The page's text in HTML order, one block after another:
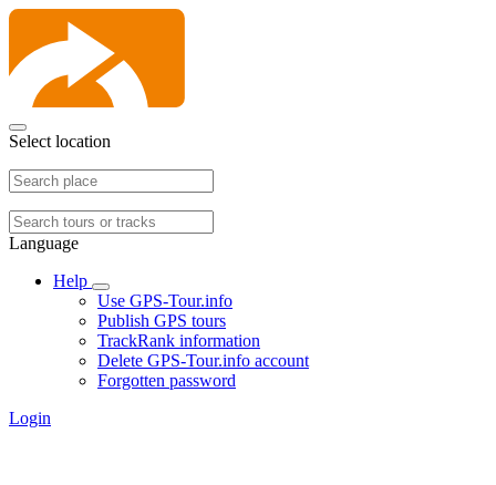
Select location
Language
Help
Use GPS-Tour.info
Publish GPS tours
TrackRank information
Delete GPS-Tour.info account
Forgotten password
Login